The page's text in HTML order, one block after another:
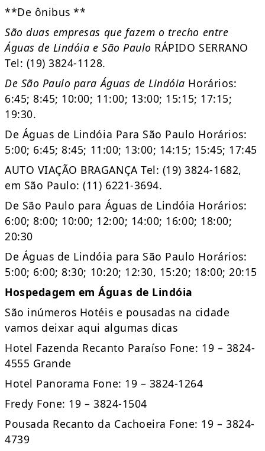
**De ônibus **
São duas empresas que fazem o trecho entre
Águas de Lindóia e São Paulo RÁPIDO SERRANO
Tel: (19) 3824-1128.
De São Paulo para Águas de Lindóia Horários:
6:45; 8:45; 10:00; 11:00; 13:00; 15:15; 17:15;
19:30.
De Águas de Lindóia Para São Paulo Horários:
5:00; 6:45; 8:45; 11:00; 13:00; 14:15; 15:45; 17:45
AUTO VIAÇÃO BRAGANÇA Tel: (19) 3824-1682,
em São Paulo: (11) 6221-3694.
De São Paulo para Águas de Lindóia Horários:
6:00; 8:00; 10:00; 12:00; 14:00; 16:00; 18:00;
20:30
De Águas de Lindóia para São Paulo Horários:
5:00; 6:00; 8:30; 10:20; 12:30, 15:20; 18:00; 20:15
Hospedagem em Águas de Lindóia
São inúmeros Hotéis e pousadas na cidade
vamos deixar aqui algumas dicas
Hotel Fazenda Recanto Paraíso Fone: 19 – 3824-
4555 Grande
Hotel Panorama Fone: 19 – 3824-1264
Fredy Fone: 19 – 3824-1504
Pousada Recanto da Cachoeira Fone: 19 – 3824-
4739